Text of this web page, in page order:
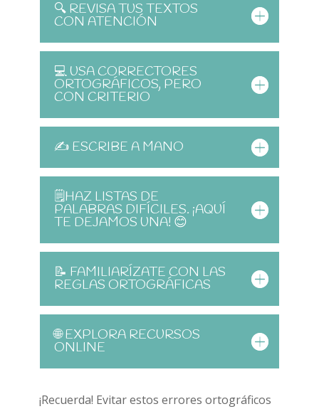
🔍 REVISA TUS TEXTOS
CON ATENCIÓN
💻 USA CORRECTORES
ORTOGRÁFICOS, PERO
CON CRITERIO
✍️ ESCRIBE A MANO
🗒️HAZ LISTAS DE
PALABRAS DIFÍCILES. ¡AQUÍ
TE DEJAMOS UNA! 😊
📝 FAMILIARÍZATE CON LAS
REGLAS ORTOGRÁFICAS
🌐 EXPLORA RECURSOS
ONLINE
¡Recuerda! Evitar estos errores ortográficos